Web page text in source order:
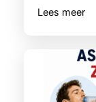
Lees meer